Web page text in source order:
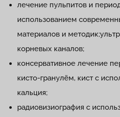
лечение пульпитов и
использованием
материалов и
корневых каналов;
консервативное лечение
кисто-гранулём, кист с
кальция;
радиовизиография с